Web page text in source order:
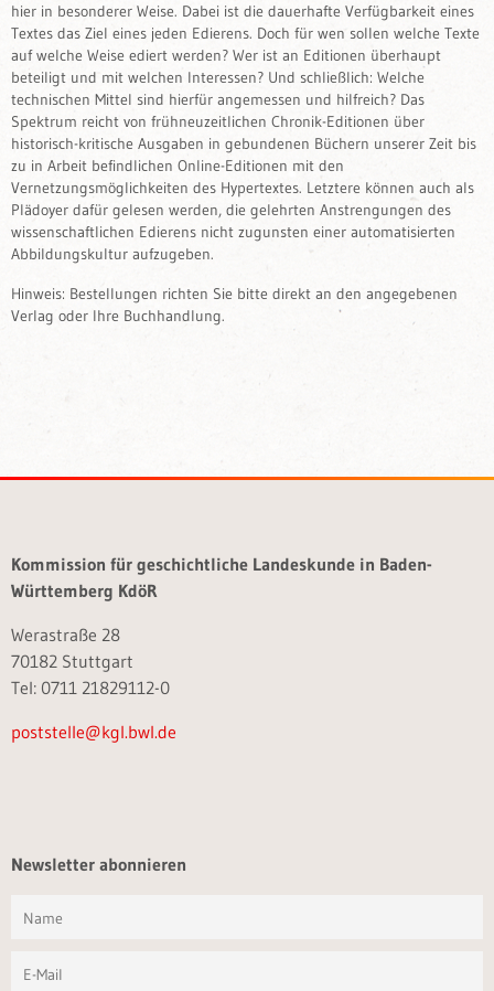
hier in besonderer Weise. Dabei ist die dauerhafte Verfügbarkeit eines
Textes das Ziel eines jeden Edierens. Doch für wen sollen welche Texte
auf welche Weise ediert werden? Wer ist an Editionen überhaupt
beteiligt und mit welchen Interessen? Und schließlich: Welche
technischen Mittel sind hierfür angemessen und hilfreich? Das
Spektrum reicht von frühneuzeitlichen Chronik-Editionen über
historisch-kritische Ausgaben in gebundenen Büchern unserer Zeit bis
zu in Arbeit befindlichen Online-Editionen mit den
Vernetzungsmöglichkeiten des Hypertextes. Letztere können auch als
Plädoyer dafür gelesen werden, die gelehrten Anstrengungen des
wissenschaftlichen Edierens nicht zugunsten einer automatisierten
Abbildungskultur aufzugeben.
Hinweis: Bestellungen richten Sie bitte direkt an den angegebenen
Verlag oder Ihre Buchhandlung.
Kommission für geschichtliche Landeskunde in Baden-
Württemberg KdöR
Werastraße 28
70182 Stuttgart
Tel: 0711 21829112-0
poststelle@kgl.bwl.de
Newsletter abonnieren